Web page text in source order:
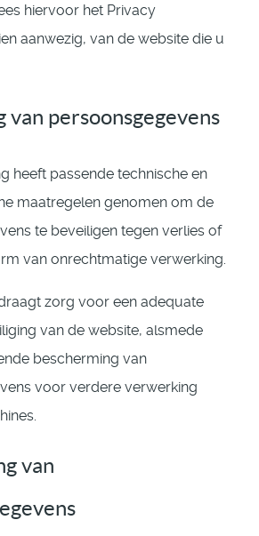
hiervoor het Privacy
aanwezig, van de website die u
van persoonsgegevens
heeft passende technische en
maatregelen genomen om de
te beveiligen tegen verlies of
van onrechtmatige verwerking.
zorg voor een adequate
van de website, alsmede
bescherming van
voor verdere verwerking
van